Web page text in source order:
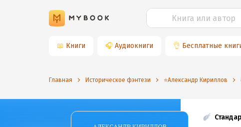
📖 Книги 🎧 Аудиокниги 👌 Бесплатные
Главная Историческое фэнтези ⭐️Александр Кириллов